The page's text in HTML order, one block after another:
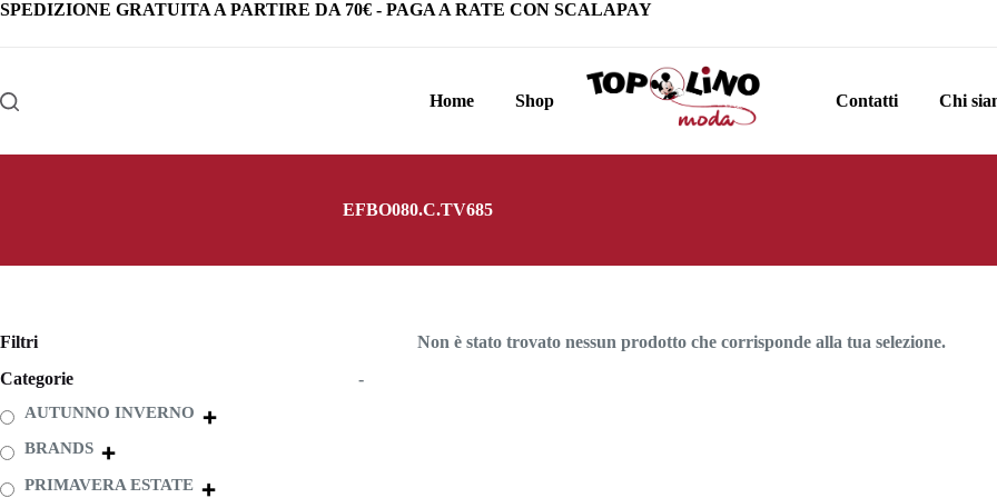
Salta
SPEDIZIONE GRATUITA A PARTIRE DA 70€ - PAGA A RATE CON SCALAPAY
Home Shop Contatti Chi
EFBO080.C.TV685
Non è stato trovato nessun prodotto che corrisponde alla tua selezione.
Filtri
Categorie
-
AUTUNNO INVERNO
BRANDS
PRIMAVERA ESTATE